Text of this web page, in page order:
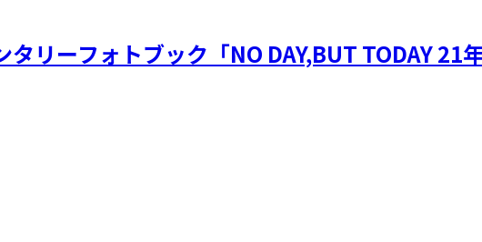
リーフォトブック「NO DAY,BUT TODAY 21